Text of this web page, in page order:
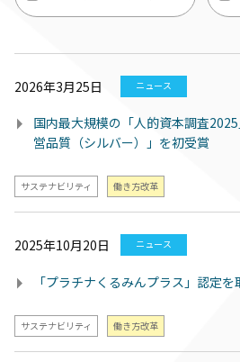
2026年3月25日 ニュース
国内最大規模の「人的資本調査
営品質（シルバー）」を初受賞
サステナビリティ 働き方改革
2025年10月20日 ニュース
「プラチナくるみんプラス」認定を
サステナビリティ 働き方改革